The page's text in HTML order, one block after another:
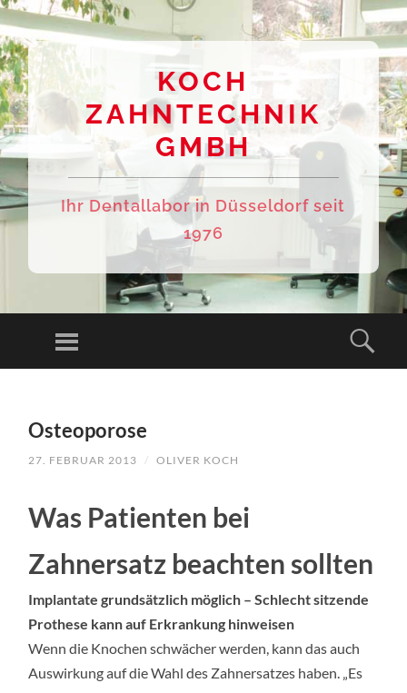
KOCH
ZAHNTECHNIK
GMBH
Ihr Dentallabor in Düsseldorf seit
1976
Menu
CONTENT
Osteoporose
27. FEBRUAR 2013 / OLIVER KOCH
Was Patienten bei
Zahnersatz beachten sollten
Implantate grundsätzlich möglich –Schlecht sitzende
Prothese kann auf Erkrankung hinweisen
Wenn die Knochen schwächer werden, kann das auch
Auswirkung auf die Wahl des Zahnersatzes haben. „Es